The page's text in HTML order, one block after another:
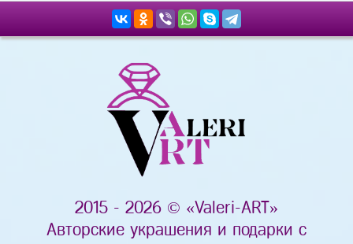
2015 - 2026 © «Valeri-ART»
Авторские украшения и подарки с